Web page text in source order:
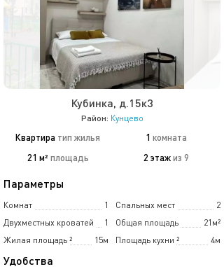
Кубинка, д.15к3
Район: Кунцево
Квартира тип жилья 1 комната
21 м² площадь 2 этажиз 9
Параметры
Комнат 1 Спальных мест
2
Двухместных кроватей
1 Общая площадь
21м²
Жилая площадь
15м
² Площадь кухни 4м
²
Удобства